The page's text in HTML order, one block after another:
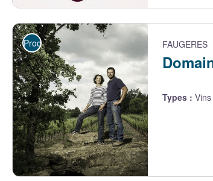
Logo La Cévenole - Cave La Cévenole
Producteurs FAUGERES
Types :